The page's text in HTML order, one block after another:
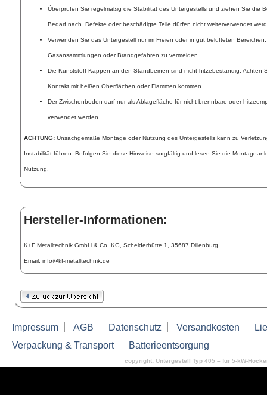
Überprüfen Sie regelmäßig die Stabilität des Untergestells und ziehen Sie die
Bedarf nach. Defekte oder beschädigte Teile dürfen nicht weiterverwendet
Verwenden Sie das Untergestell nur im Freien oder in gut belüfteten
Gasansammlungen oder Brandgefahren zu vermeiden.
Die Kunststoff-Kappen an den Standbeinen sind nicht hitzebeständig. Achten
Kontakt mit heißen Oberflächen oder Flammen kommen.
Der Zwischenboden darf nur als Ablagefläche für nicht brennbare oder
verwendet werden.
ACHTUNG: Unsachgemäße Montage oder Nutzung des Untergestells kann zu
Instabilität führen. Befolgen Sie diese Hinweise sorgfältig und lesen Sie die
Nutzung.
Hersteller-Informationen:
K+F Metalltechnik GmbH & Co. KG, Schelderhütte 1, 35687 Dillenburg
Email: info@kf-metalltechnik.de
Impressum AGB Datenschutz Versandkosten
Verpackung & Transport
Batterieentsorgung
copyright: Untergestell Typ 405 – für 5-kW-